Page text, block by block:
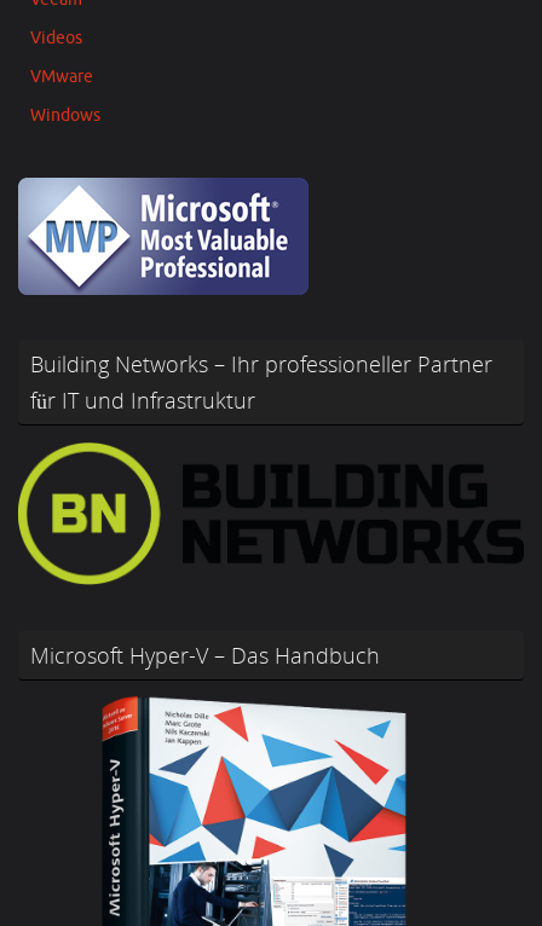
Videos
VMware
Windows
Building Networks – Ihr professioneller Partner
für IT und Infrastruktur
Microsoft Hyper-V – Das Handbuch